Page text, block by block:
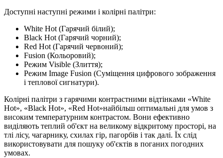
Доступні наступні режими і колірні палітри:
White Hot (Гарячий білий);
Black Hot (Гарячий чорний);
Red Hot (Гарячий червоний);
Fusion (Кольоровий);
Режим Visible (Злиття);
Режим Image Fusion (Суміщення цифрового зображення
і теплової сигнатури).
Колірні палітри з гарячими контрастними відтінками «White
Hot», «Black Hot», «Red Hot»найбільш оптимальні для умов з
високим температурним контрастом. Вони ефективно
виділяють теплий об'єкт на великому відкритому просторі, на
тлі лісу, чагарнику, схилах гір, пагорбів і так далі. Їх слід
використовувати для пошуку об'єктів в поганих погодних
умовах.